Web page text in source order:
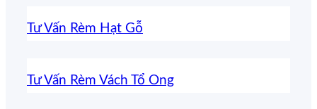
Tư Vấn Rèm Hạt Gỗ
Tư Vấn Rèm Vách Tổ Ong